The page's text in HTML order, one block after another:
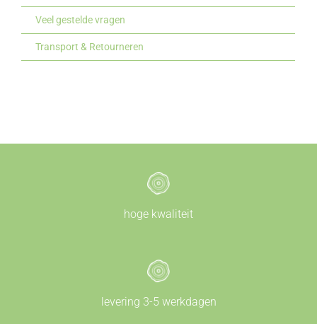
Veel gestelde vragen
Transport & Retourneren
hoge kwaliteit
levering 3-5 werkdagen